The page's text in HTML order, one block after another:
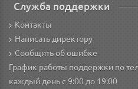
Служба поддержки
Контакты
Написать директору
Сообщить об ошибке
График работы поддержки по
каждый день с 9:00 до 19:00